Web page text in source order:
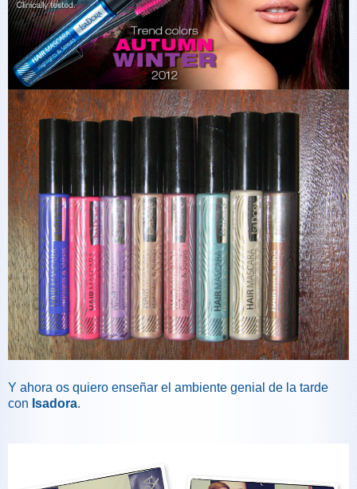
Y ahora os quiero enseñar el ambiente genial de la tarde
con Isadora.